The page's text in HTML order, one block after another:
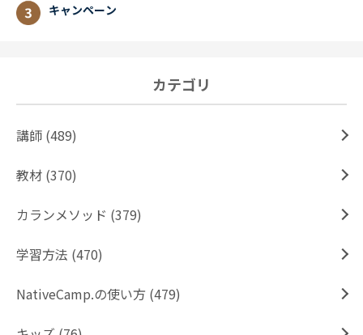
キャンペーン
カテゴリ
講師 (489)
教材 (370)
カランメソッド (379)
学習方法 (470)
NativeCamp.の使い方 (479)